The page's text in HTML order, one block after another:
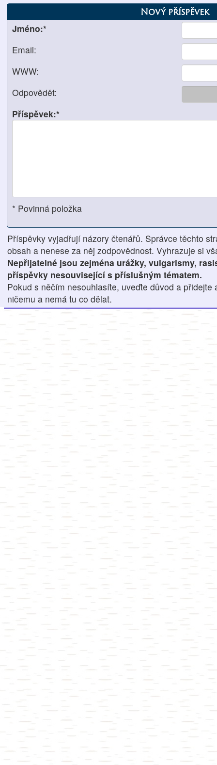
Nový příspěvek
Jméno:*
Email:
WWW:
Odpovědět:
Příspěvek:*
* Povinná položka
Příspěvky vyjadřují názory čtenářů. Správce těchto
obsah a nenese za něj zodpovědnost. Vyhrazuje si
Nepřijatelné jsou zejména urážky, vulgarismy,
příspěvky nesouvisející s příslušným tématem.
Pokud s něčím nesouhlasíte, uveďte důvod a přidejte
ničemu a nemá tu co dělat.